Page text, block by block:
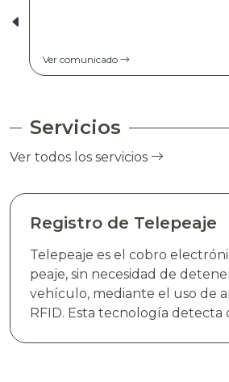
Ver comunicado
Servicios
Ver todos los servicios
Registro de Telepeaje
Telepeaje es el cobro electrónico
peaje, sin necesidad de
vehículo, mediante el uso de
RFID. Esta tecnología detecta de